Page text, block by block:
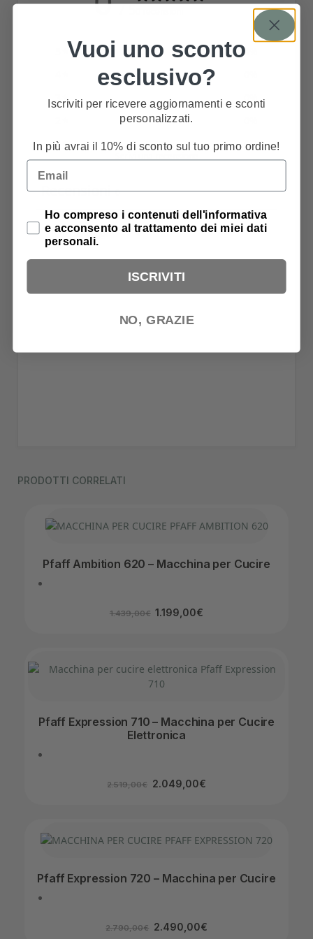
/ 5
0
1
0%
Recensioni 0
Ancora nessuna recensione
PRODOTTI CORRELATI
Pfaff Ambition 620 – Macchina per Cucire
1.439,00€ 1.199,00€
Pfaff Expression 710 – Macchina per Cucire
Elettronica
2.519,00€ 2.049,00€
Pfaff Expression 720 – Macchina per Cucire
2.790,00€ 2.490,00€
Vuoi uno sconto
esclusivo?
Iscriviti per ricevere aggiornamenti e sconti
personalizzati.
In più avrai il 10% di sconto sul tuo primo ordine!
Email
Privacy Policy
Ho compreso i contenuti dell'informativa
e acconsento al trattamento dei miei dati
personali.
ISCRIVITI
NO, GRAZIE